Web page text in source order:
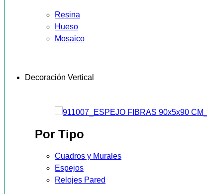
Resina
Hueso
Mosaico
Decoración Vertical
Por Tipo
Cuadros y Murales
Espejos
Relojes Pared